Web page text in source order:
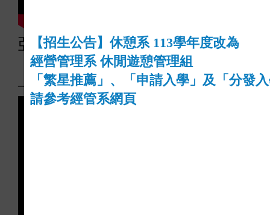
亞大休憩系社會責任實踐USR
【阿罩霧人文戲劇-9】
─
《當書哥拉底遇見林獻堂》
【招生公告】休憩系 113學年度改為
經營管理系 休閒遊憩管理組
「繁星推薦」、「申請入學」及「分發
請參考經管系網頁